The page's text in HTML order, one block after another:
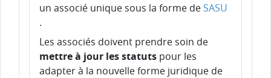
un associé unique sous la forme de SASU
.
Les associés doivent prendre soin de
mettre à jour les statuts pour les
adapter à la nouvelle forme juridique de